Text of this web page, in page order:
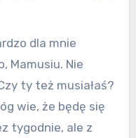
dla mnie
Mamusiu. Nie
ty też musiałaś?
wie, że będę się
tygodnie, ale z